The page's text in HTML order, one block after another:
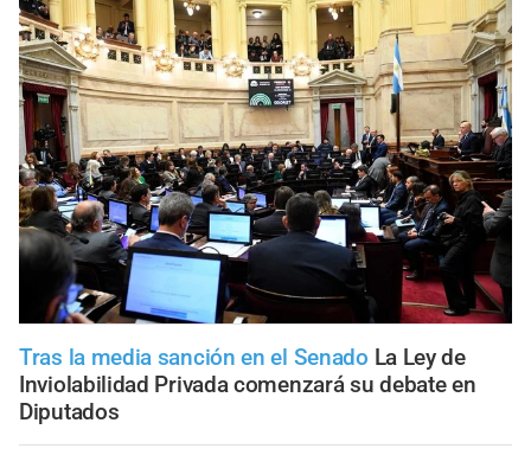
Tras la media sanción en el Senado La Ley de
Inviolabilidad Privada comenzará su debate en
Diputados